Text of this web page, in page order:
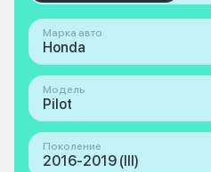
Марка авто
Honda
Модель
Pilot
Поколение
2016-2019 (III)